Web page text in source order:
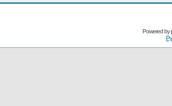
Powered by